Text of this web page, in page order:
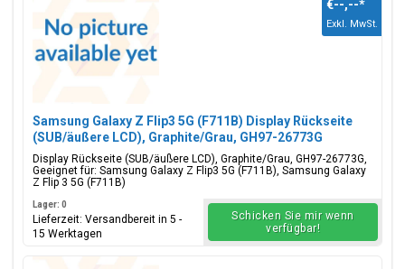
Samsung Galaxy Z Flip3 5G (F711B) Display Rückseite
(SUB/äußere LCD), Graphite/Grau, GH97-26773G
Display Rückseite (SUB/äußere LCD), Graphite/Grau, GH97-26773G,
Geeignet für: Samsung Galaxy Z Flip3 5G (F711B), Samsung Galaxy
Z Flip 3 5G (F711B)
€--,--*
Exkl. MwSt.
Lager: 0
Lieferzeit: Versandbereit in 5 -
15 Werktagen
Schicken Sie mir wenn
verfügbar!